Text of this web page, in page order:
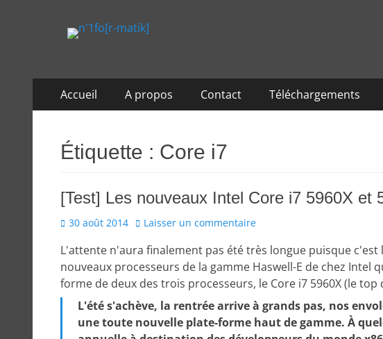
n'1fo[r-matik]
Pour les nymphos d'infos en info…
Menu
principal
Accueil A propos Contact Téléchargements
Étiquette : Core i7
[Test] Les nouveaux Intel Core i7 5960X et
Posted
30 août 2014 Laisser un commentaire
L'attente n'aura finalement pas été très longue puisque
nouveaux processeurs de la gamme Haswell-E de chez Intel
forme de deux des trois processeurs, le Core i7 5960X (le top
L'été s'achève, la rentrée arrive à grands pas, nos
une toute nouvelle plate-forme haut de gamme. À